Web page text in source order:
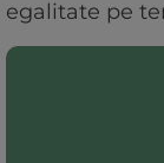
egalitate pe